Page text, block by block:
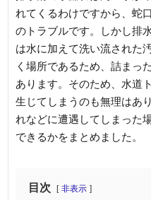
れてくるわけですから、蛇
のトラブルです。しかし排
は水に加えて洗い流された
く場所であるため、詰まっ
あります。そのため、水道
生じてしまうのも無理はあ
れなどに遭遇してしまった
できるかをまとめました。
目次 非表示